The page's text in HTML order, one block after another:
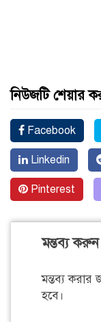
নিউজটি শেয়ার
Facebook
Linkedin
Pinterest
মন্তব্য করুন
মন্তব্য
হবে।